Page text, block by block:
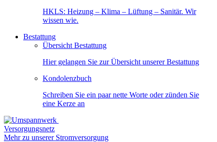
HKLS: Heizung – Klima – Lüftung – Sanitär. Wir
wissen wie.
Bestattung
Übersicht Bestattung
Hier gelangen Sie zur Übersicht unserer Bestattung
Kondolenzbuch
Schreiben Sie ein paar nette Worte oder zünden Sie
eine Kerze an
Versorgungsnetz
Mehr zu unserer Stromversorgung